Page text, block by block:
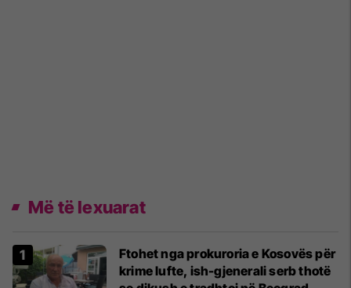
Më të lexuarat
Ftohet nga prokuroria e Kosovës për
krime lufte, ish-gjenerali serb thotë